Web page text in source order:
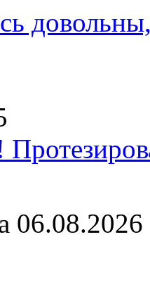
06.08.2026